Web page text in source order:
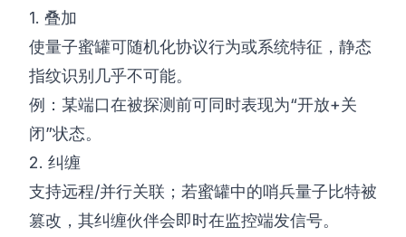
1. 叠加
使量子蜜罐可随机化协议行为或系统特征，静态
指纹识别几乎不可能。
例：某端口在被探测前可同时表现为“开放+关
闭”状态。
2. 纠缠
支持远程/并行关联；若蜜罐中的哨兵量子比特被
篡改，其纠缠伙伴会即时在监控端发信号。